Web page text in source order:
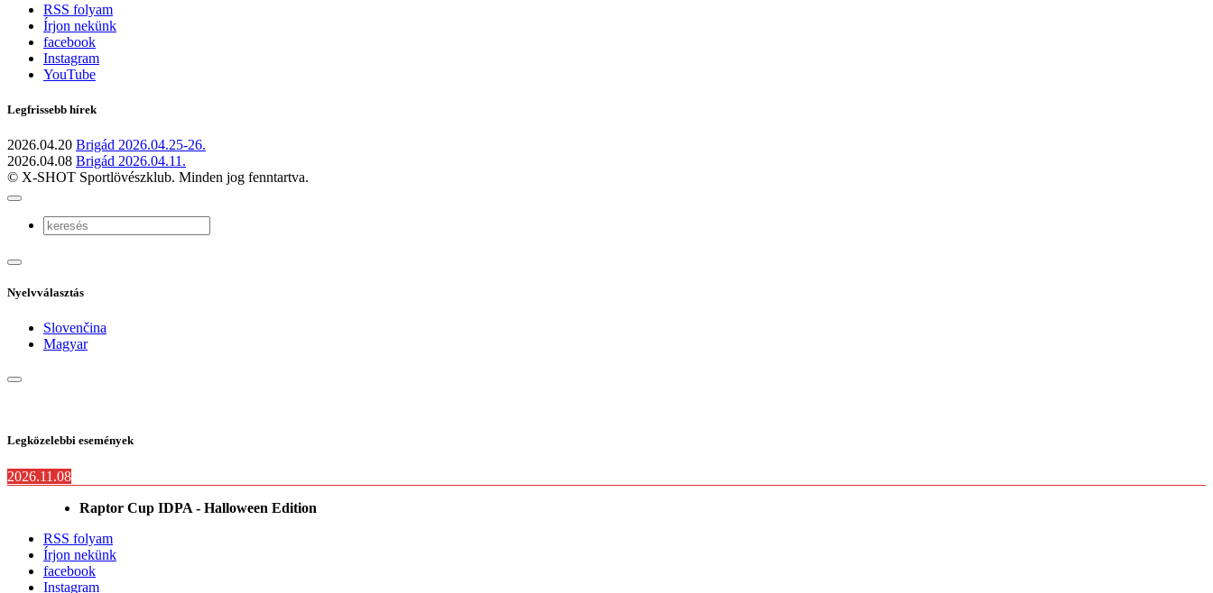
RSS folyam
Írjon nekünk
facebook
Instagram
YouTube
Legfrissebb hírek
2026.04.20 Brigád 2026.04.25-26.
2026.04.08 Brigád 2026.04.11.
© X-SHOT Sportlövészklub. Minden jog fenntartva.
Nyelvválasztás
Slovenčina
Magyar
Legközelebbi események
2026.11.08
Raptor Cup IDPA - Halloween Edition
RSS folyam
Írjon nekünk
facebook
Instagram